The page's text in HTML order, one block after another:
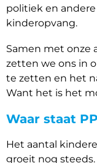
politiek en
kinderopvang.
Samen met onze
zetten we ons in
te zetten en het
Want het is het
Waar staat
Het aantal
groeit nog